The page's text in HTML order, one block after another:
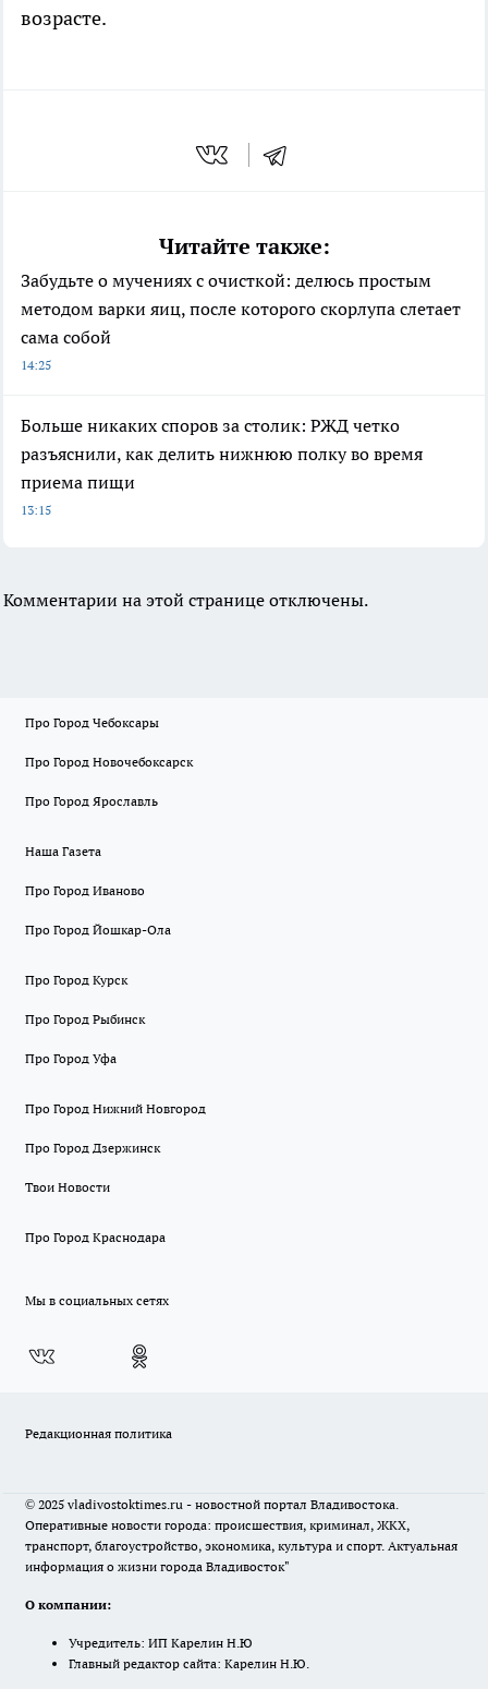
возрасте.
Читайте также:
Забудьте о мучениях с очисткой: делюсь простым
методом варки яиц, после которого скорлупа слетает
сама собой
14:25
Больше никаких споров за столик: РЖД четко
разъяснили, как делить нижнюю полку во время
приема пищи
13:15
Комментарии на этой странице отключены.
Про Город Чебоксары
Про Город Новочебоксарск
Про Город Ярославль
Наша Газета
Про Город Иваново
Про Город Йошкар-Ола
Про Город Курск
Про Город Рыбинск
Про Город Уфа
Про Город Нижний Новгород
Про Город Дзержинск
Твои Новости
Про Город Краснодара
Мы в социальных сетях
Редакционная политика
© 2025 vladivostoktimes.ru - новостной портал Владивостока.
Оперативные новости города: происшествия, криминал, ЖКХ,
транспорт, благоустройство, экономика, культура и спорт. Актуальная
информация о жизни города Владивосток"
О компании:
Учредитель: ИП Карелин Н.Ю
Главный редактор сайта: Карелин Н.Ю.